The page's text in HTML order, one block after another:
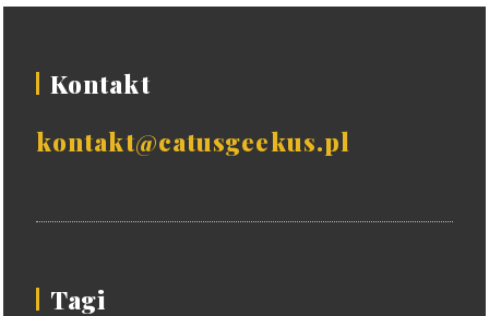
Kontakt
kontakt@catusgeekus.pl
Tagi